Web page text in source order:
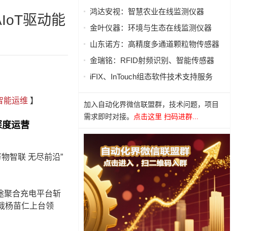
驱动能
能运维 】
运营
智联 无尽前沿”
合充电平台斩
杨苗仁上台领
鸿达安视：智慧农业在线监测仪器
金叶仪器：环境与生态在线监测仪器
山东诺方：高精度多通道颗粒物传感器
金瑞铭：RFID射频识别、智能传感器
iFIX、InTouch组态软件技术支持服务
加入自动化界微信联盟群，技术问题，项目
需求即时对接。
点击这里 扫码进群...